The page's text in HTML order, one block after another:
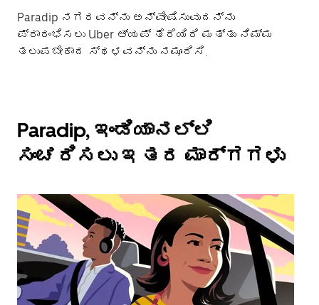
Paradip ನಗರವನ್ನು ಅನ್ವೇಷಿಸುವುದನ್ನು
ಪ್ರಾರಂಭಿಸಲು Uber ಆ್ಯಪ್ ತೆರೆಯಿರಿ ಮತ್ತು ನಿಮ್ಮ
ತಲುಪಬೇಕಾದ ಸ್ಥಳವನ್ನು ನಮೂದಿಸಿ.
Paradip, ಇಂಡಿಯಾನಲ್ಲಿ
ಸಂಚರಿಸಲು ಇತರ ಮಾರ್ಗಗಳು